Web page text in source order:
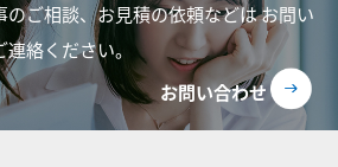
のご相談、お見積の依頼などはお問い
絡ください。
お問い合わせ